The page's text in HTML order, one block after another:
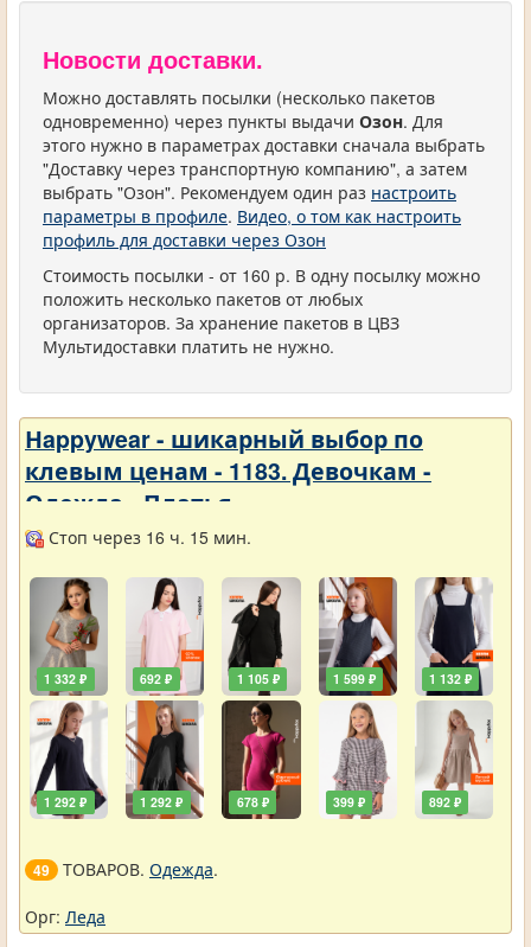
Новости доставки.
Можно доставлять посылки (несколько пакетов
одновременно) через пункты выдачи Озон. Для
этого нужно в параметрах доставки сначала выбрать
"Доставку через транспортную компанию", а затем
выбрать "Озон". Рекомендуем один раз настроить
параметры в профиле. Видео, о том как настроить
профиль для доставки через Озон
Стоимость посылки - от 160 р. В одну посылку можно
положить несколько пакетов от любых
организаторов. За хранение пакетов в ЦВЗ
Мультидоставки платить не нужно.
Нappywear - шикарный выбор по
клевым ценам - 1183. Девочкам -
Одежда - Платья
Стоп через 16 ч. 15 мин.
1 332 ₽
1 292 ₽
692 ₽
1 292 ₽
1 105 ₽
678 ₽
1 599 ₽
399 ₽
1 132 ₽
892 ₽
49 ТОВАРОВ. Одежда.
Орг: Леда